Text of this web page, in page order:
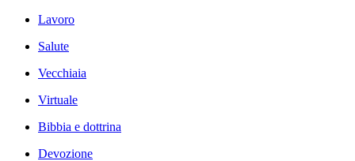
Lavoro
Salute
Vecchiaia
Virtuale
Bibbia e dottrina
Devozione